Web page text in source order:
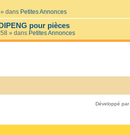
» dans Petites Annonces
pour pièces
» dans Petites Annonces
Développé par